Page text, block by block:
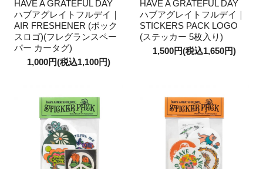
HAVE A GRATEFUL DAY
ハブアグレイトフルデイ｜
AIR FRESHENER (ボック
スロゴ)(フレグランスペー
パー カータグ)
1,000円(税込1,100円)
HAVE A GRATEFUL DAY
ハブアグレイトフルデイ｜
STICKERS PACK LOGO
(ステッカー 5枚入り)
1,500円(税込1,650円)